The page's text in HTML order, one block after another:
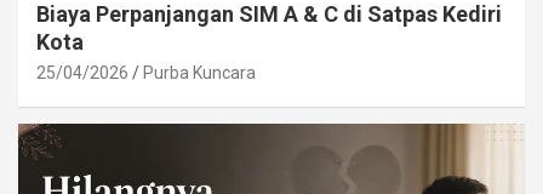
Biaya Perpanjangan SIM A & C di Satpas Kediri
Kota
25/04/2026 Purba Kuncara